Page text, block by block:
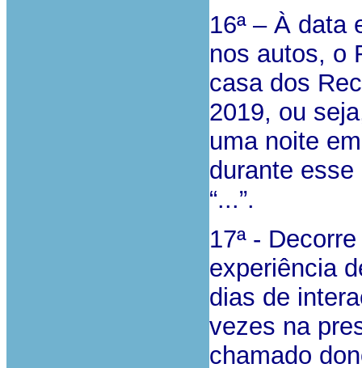
16ª – À data
nos autos, o
casa dos
2019, ou
uma noite
durante
“...”.
17ª -
experiência
dias de
vezes na
chamado